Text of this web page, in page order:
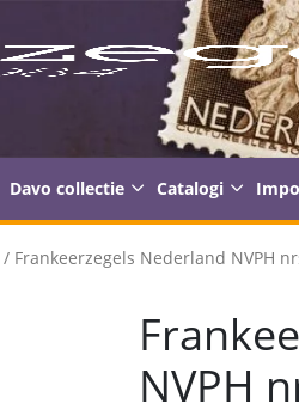
Davo collectie Catalogi
/ Frankeerzegels Nederland NVPH
NVPH